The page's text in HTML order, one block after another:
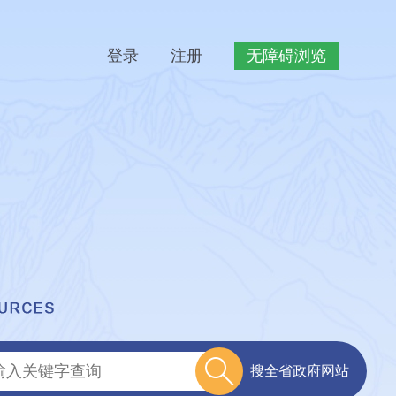
登录 注册 无障碍浏览
搜全省政府网站